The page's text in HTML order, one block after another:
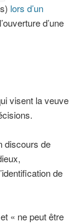
lors d’un
d’une
visent la veuve
discours de
de
« ne peut être